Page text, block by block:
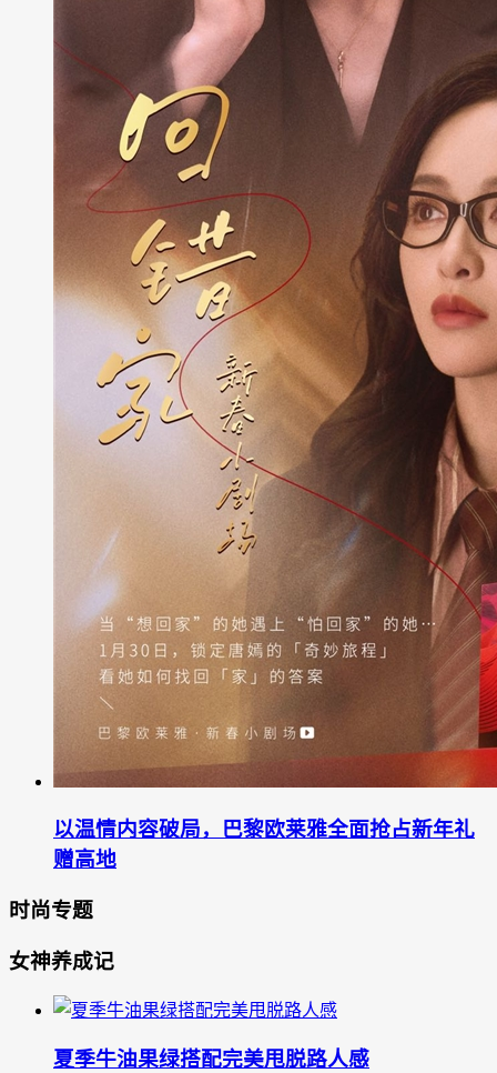
以温情内容破局，巴黎欧莱雅全面抢占新年礼
赠高地
时尚专题
女神养成记
夏季牛油果绿搭配完美甩脱路人感